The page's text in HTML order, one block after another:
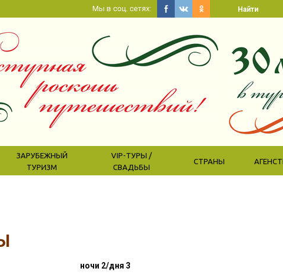
Найти
Мы в соц. сетях:
ЗАРУБЕЖНЫЙ
ТУРИЗМ
VIP-ТУРЫ /
СВАДЬБЫ
СТРАНЫ
ночи 2/дня 3